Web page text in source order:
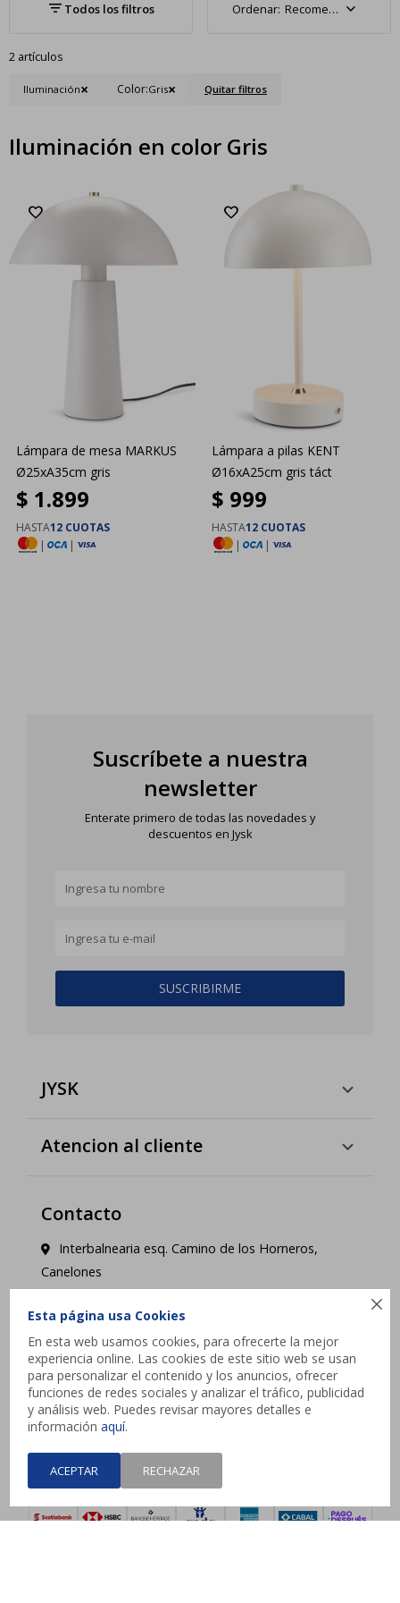

Esta página usa Cookies
En esta web usamos cookies, para ofrecerte la mejor
experiencia online. Las cookies de este sitio web se usan
para personalizar el contenido y los anuncios, ofrecer
funciones de redes sociales y analizar el tráfico, publicidad
y análisis web. Puedes revisar mayores detalles e
informaciónaquí.
ACEPTAR RECHAZAR
Recomendados
2 artículos
Iluminación Color:Gris Quitar filtros
Iluminación en color Gris
Lámpara de mesa MARKUS
Ø25xA35cm gris
$ 1.899
HASTA12 CUOTAS
|
|
Lámpara a pilas KENT
Ø16xA25cm gris táct
$ 999
HASTA12 CUOTAS
|
|
Suscríbete a nuestra
newsletter
Enterate primero de todas las novedades y
descuentos en Jysk
SUSCRIBIRME
JYSK
Atencion al cliente
Contacto
Interbalnearia esq. Camino de los Horneros,
Canelones
contacto@jysk.uy
Lunes a Domingo de 10 a 21 hs - Pick up web 3 a
4 días hábiles.
   